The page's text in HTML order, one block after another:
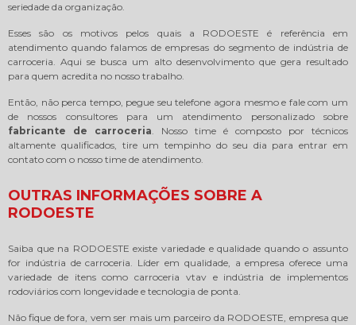
seriedade da organização.
Esses são os motivos pelos quais a RODOESTE é referência em
atendimento quando falamos de empresas do segmento de indústria de
carroceria. Aqui se busca um alto desenvolvimento que gera resultado
para quem acredita no nosso trabalho.
Então, não perca tempo, pegue seu telefone agora mesmo e fale com um
de nossos consultores para um atendimento personalizado sobre
fabricante de carroceria. Nosso time é composto por técnicos
altamente qualificados, tire um tempinho do seu dia para entrar em
contato com o nosso time de atendimento.
OUTRAS INFORMAÇÕES SOBRE A
RODOESTE
Saiba que na RODOESTE existe variedade e qualidade quando o assunto
for indústria de carroceria. Líder em qualidade, a empresa oferece uma
variedade de itens como carroceria vtav e indústria de implementos
rodoviários com longevidade e tecnologia de ponta.
Não fique de fora, vem ser mais um parceiro da RODOESTE, empresa que